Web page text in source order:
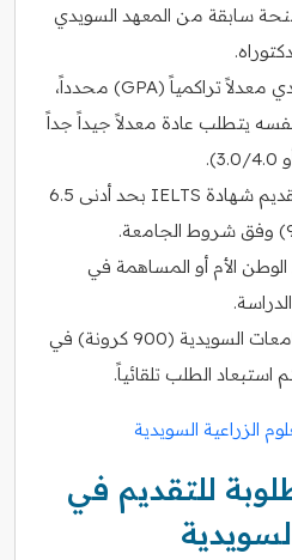
سابقة من المعهد السويدي
لا يشترط المعهد السويدي معدلاً تراكمياً (GPA) محدداً،
يتطلب عادة معدلاً جيداً جداً
إتقان اللغة الإنجليزية (تقديم شهادة IELTS بحد أدنى 6.5
الوطن الأم أو المساهمة في
دفع رسوم التقديم للجامعات السويدية (900 كرونة) في
استبعاد الطلب تلقائياً.
الزراعية السويدية
للتقديم في